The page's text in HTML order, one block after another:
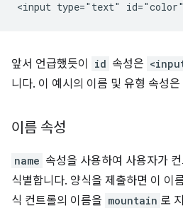
앞서 언급했듯이 id 속성은
니다. 이 예시의 이름 및 유형 속성
이름 속성
name 속성을 사용하여 사용자가
식별합니다. 양식을 제출하면 이 이
식 컨트롤의 이름을 mountain 로